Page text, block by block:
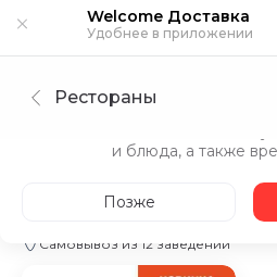
Welcome Доставка
Удобнее в приложении
25—35
Самовывоз из 12 заведений
Рестораны
и блюда, а также
Позже